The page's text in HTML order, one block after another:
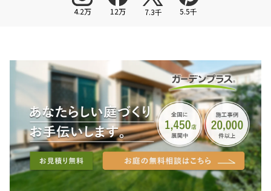
4.2万 12万 7.3千 5.5千